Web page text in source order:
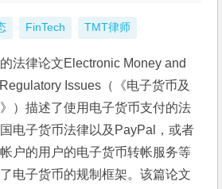
FinTech TMT律师
法律论文Electronic Money and
Issues（《电子货币及
）描述了使用电子货币支付的法
电子货币法律以及PayPal，或者
户的用户的电子货币转帐服务等
电子货币的规制框架。该篇论文